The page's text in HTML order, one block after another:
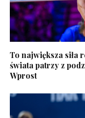
To największa siła
świata patrzy z
Wprost